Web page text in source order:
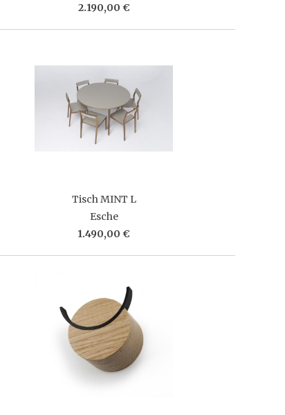
2.190,00 €
Tisch MINT L
Esche
1.490,00 €